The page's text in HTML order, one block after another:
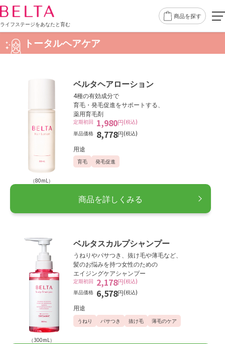
ライフステージをあなたと育む
商品を探す
トータルヘアケア
（80mL）
ベルタヘアローション
4種の有効成分で
育毛・発毛促進をサポートする、
薬用育毛剤
定期初回 1,980円(税込)
単品価格 8,778円(税込)
用途
育毛 発毛促進
商品を詳しくみる
（300mL）
ベルタスカルプシャンプー
うねりやパサつき、抜け毛や薄毛など、
髪のお悩みを持つ女性のための
エイジングケアシャンプー
定期初回 2,178円(税込)
単品価格 6,578円(税込)
用途
うねり パサつき 抜け毛 薄毛のケア